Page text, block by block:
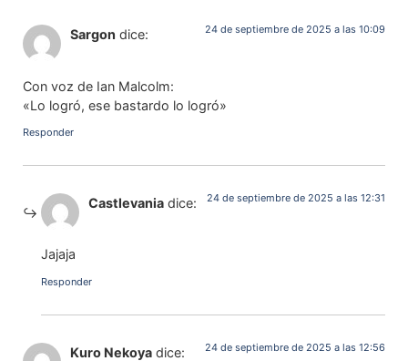
Sargon dice: 24 de septiembre de 2025 a las 10:09
Con voz de Ian Malcolm:
«Lo logró, ese bastardo lo logró»
Responder
Castlevania dice: 24 de septiembre de 2025 a las 12:31
Jajaja
Responder
Kuro Nekoya dice: 24 de septiembre de 2025 a las 12:56